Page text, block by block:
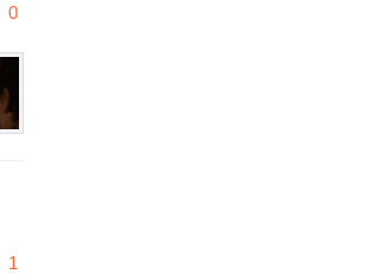
0
1